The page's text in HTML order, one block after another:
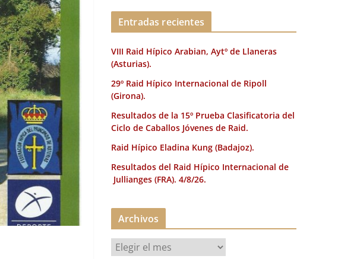
Entradas recientes
VIII Raid Hípico Arabian, Aytº de Llaneras
(Asturias).
29º Raid Hípico Internacional de Ripoll
(Girona).
Resultados de la 15º Prueba Clasificatoria del
Ciclo de Caballos Jóvenes de Raid.
Raid Hípico Eladina Kung (Badajoz).
Resultados del Raid Hípico Internacional de
Jullianges (FRA). 4/8/26.
Archivos